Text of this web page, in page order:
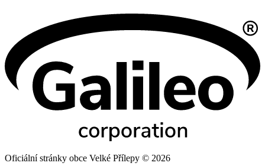
Oficiální stránky obce Velké Přílepy © 2026